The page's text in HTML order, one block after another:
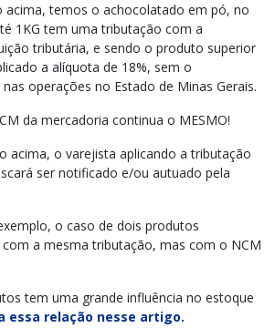
acima, temos o achocolatado em pó, no
1KG tem uma tributação com a
tributária, e sendo o produto superior
a alíquota de 18%, sem o
operações no Estado de Minas Gerais.
da mercadoria continua o MESMO!
acima, o varejista aplicando a tributação
ser notificado e/ou autuado pela
o caso de dois produtos
a mesma tributação, mas com o NCM
tem uma grande influência no estoque
essa relação nesse artigo.